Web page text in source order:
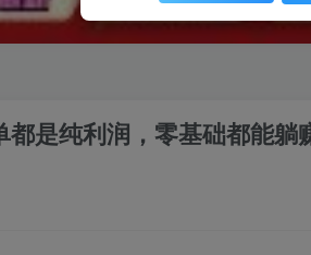
是纯利润，零基础都能躺